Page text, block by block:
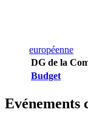
européenne
DG de la
Budget
Evénements